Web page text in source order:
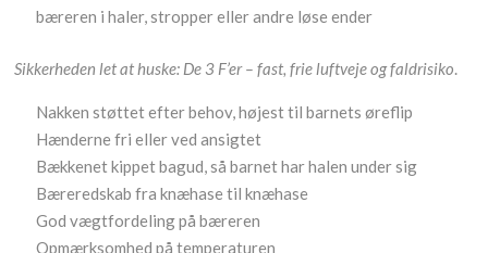
bæreren i haler, stropper eller andre løse ender
Sikkerheden let at huske: De 3 F’er – fast, frie luftveje og faldrisiko
Nakken støttet efter behov, højest til barnets øreflip
Hænderne fri eller ved ansigtet
Bækkenet kippet bagud, så barnet har halen under sig
Bæreredskab fra knæhase til knæhase
God vægtfordeling på bæreren
Opmærksomhed på temperaturen